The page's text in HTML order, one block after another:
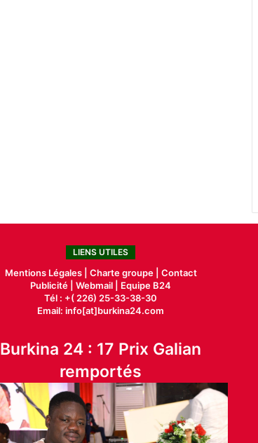
LIENS UTILES
Mentions Légales | Charte groupe | Contact
Publicité |Webmail |
Equipe B24
Tél : +( 226) 25-33-38-30
Email: info[at]burkina24.com
Burkina 24 : 17 Prix Galian
remportés